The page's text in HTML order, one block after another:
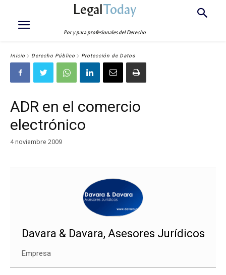
LegalToday
Por y para profesionales del Derecho
Inicio Derecho Público Protección de Datos
ADR en el comercio
electrónico
4 noviembre 2009
Davara & Davara, Asesores Jurídicos
Empresa